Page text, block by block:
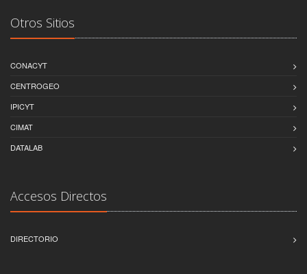
Otros Sitios
CONACYT
CENTROGEO
IPICYT
CIMAT
DATALAB
Accesos Directos
DIRECTORIO